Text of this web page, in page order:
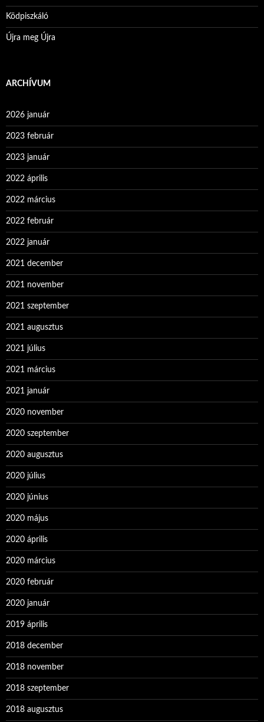
Ködpiszkáló
Újra meg Újra
ARCHÍVUM
2026 január
2023 február
2023 január
2022 április
2022 március
2022 február
2022 január
2021 december
2021 november
2021 szeptember
2021 augusztus
2021 július
2021 március
2021 január
2020 november
2020 szeptember
2020 augusztus
2020 július
2020 június
2020 május
2020 április
2020 március
2020 február
2020 január
2019 április
2018 december
2018 november
2018 szeptember
2018 augusztus